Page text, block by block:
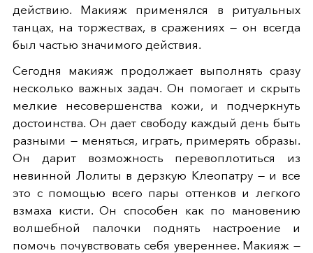
действию. Макияж применялся в ритуальных
танцах, на торжествах, в сражениях — он всегда
был частью значимого действия.
Сегодня макияж продолжает выполнять сразу
несколько важных задач. Он помогает и скрыть
мелкие несовершенства кожи, и подчеркнуть
достоинства. Он дает свободу каждый день быть
разными — меняться, играть, примерять образы.
Он дарит возможность перевоплотиться из
невинной Лолиты в дерзкую Клеопатру — и все
это с помощью всего пары оттенков и легкого
взмаха кисти. Он способен как по мановению
волшебной палочки поднять настроение и
помочь почувствовать себя увереннее. Макияж —